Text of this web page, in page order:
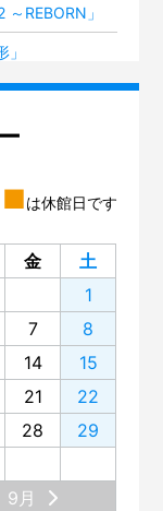
REBORN」
接近中！」
レーベル『恩
すばる』」
る」
」
世界」
みませんか？
ア～138億年、
舞台裏
■は休館日です
金
土
1
7
8
14
15
21
22
28
29
9月